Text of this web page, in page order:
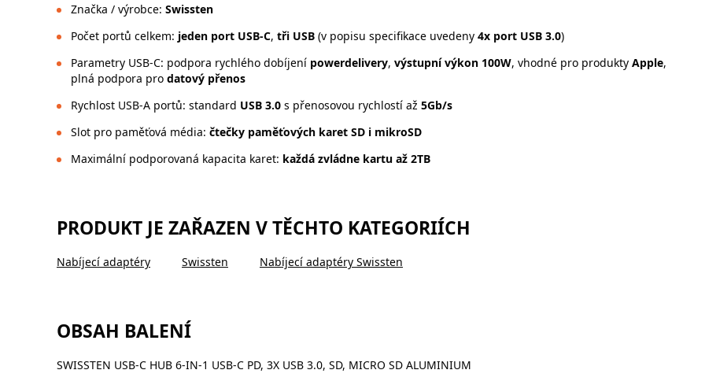
Značka / výrobce: Swissten
Počet portů celkem: jeden port USB-C, tři USB(v popisu specifikace uvedeny 4x port USB 3.0)
Parametry USB-C: podpora rychlého dobíjení powerdelivery, výstupní výkon 100W, vhodné pro produkty Apple,
plná podpora pro datový přenos
Rychlost USB-A portů: standard USB 3.0s přenosovou rychlostí až 5Gb/s
Slot pro paměťová média: čtečky paměťových karet SD i mikroSD
Maximální podporovaná kapacita karet: každá zvládne kartu až 2TB
PRODUKT JE ZAŘAZEN V TĚCHTO KATEGORIÍCH
Nabíjecí adaptéry Swissten Nabíjecí adaptéry Swissten
OBSAH BALENÍ
SWISSTEN USB-C HUB 6-IN-1 USB-C PD, 3X USB 3.0, SD, MICRO SD ALUMINIUM